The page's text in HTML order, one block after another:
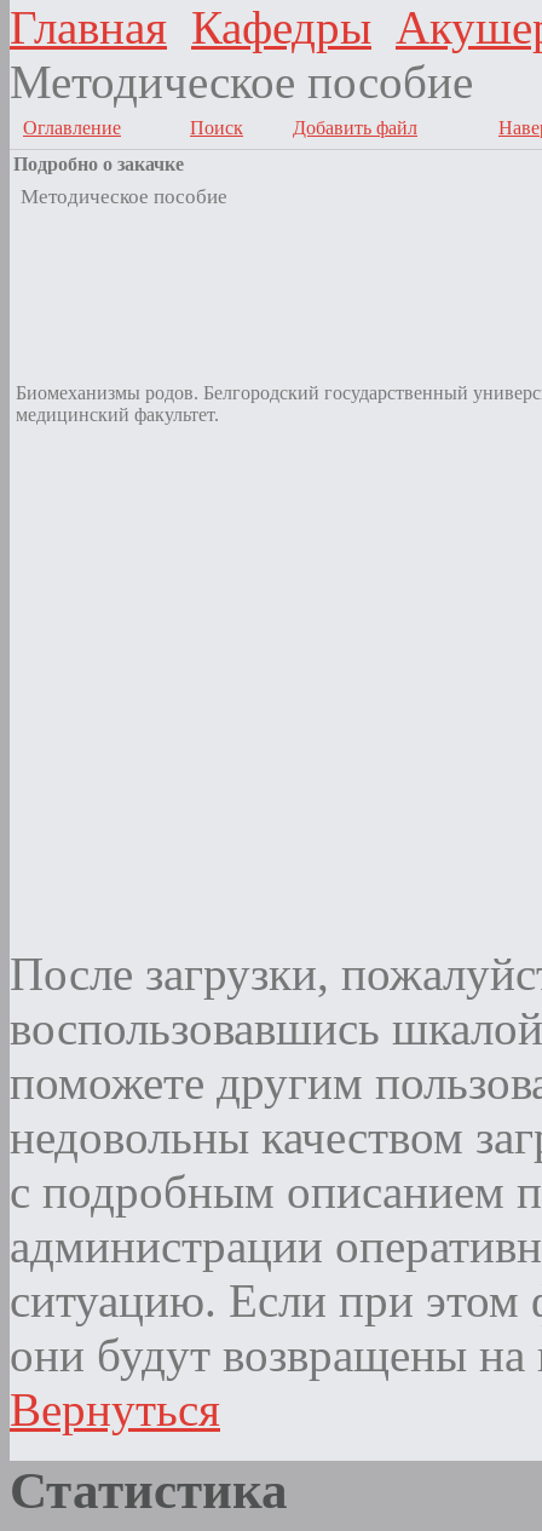
Главная Кафедры
Методическое пособие
Оглавление Поиск Добавить файл
Подробно о закачке
Методическое пособие
Биомеханизмы родов. Белгородский государственный
медицинский факультет.
После загрузки,
воспользовавшись
поможете другим
недовольны качеством
с подробным описанием
администрации
ситуацию. Если при этом
они будут возвращены на
Вернуться
Статистика